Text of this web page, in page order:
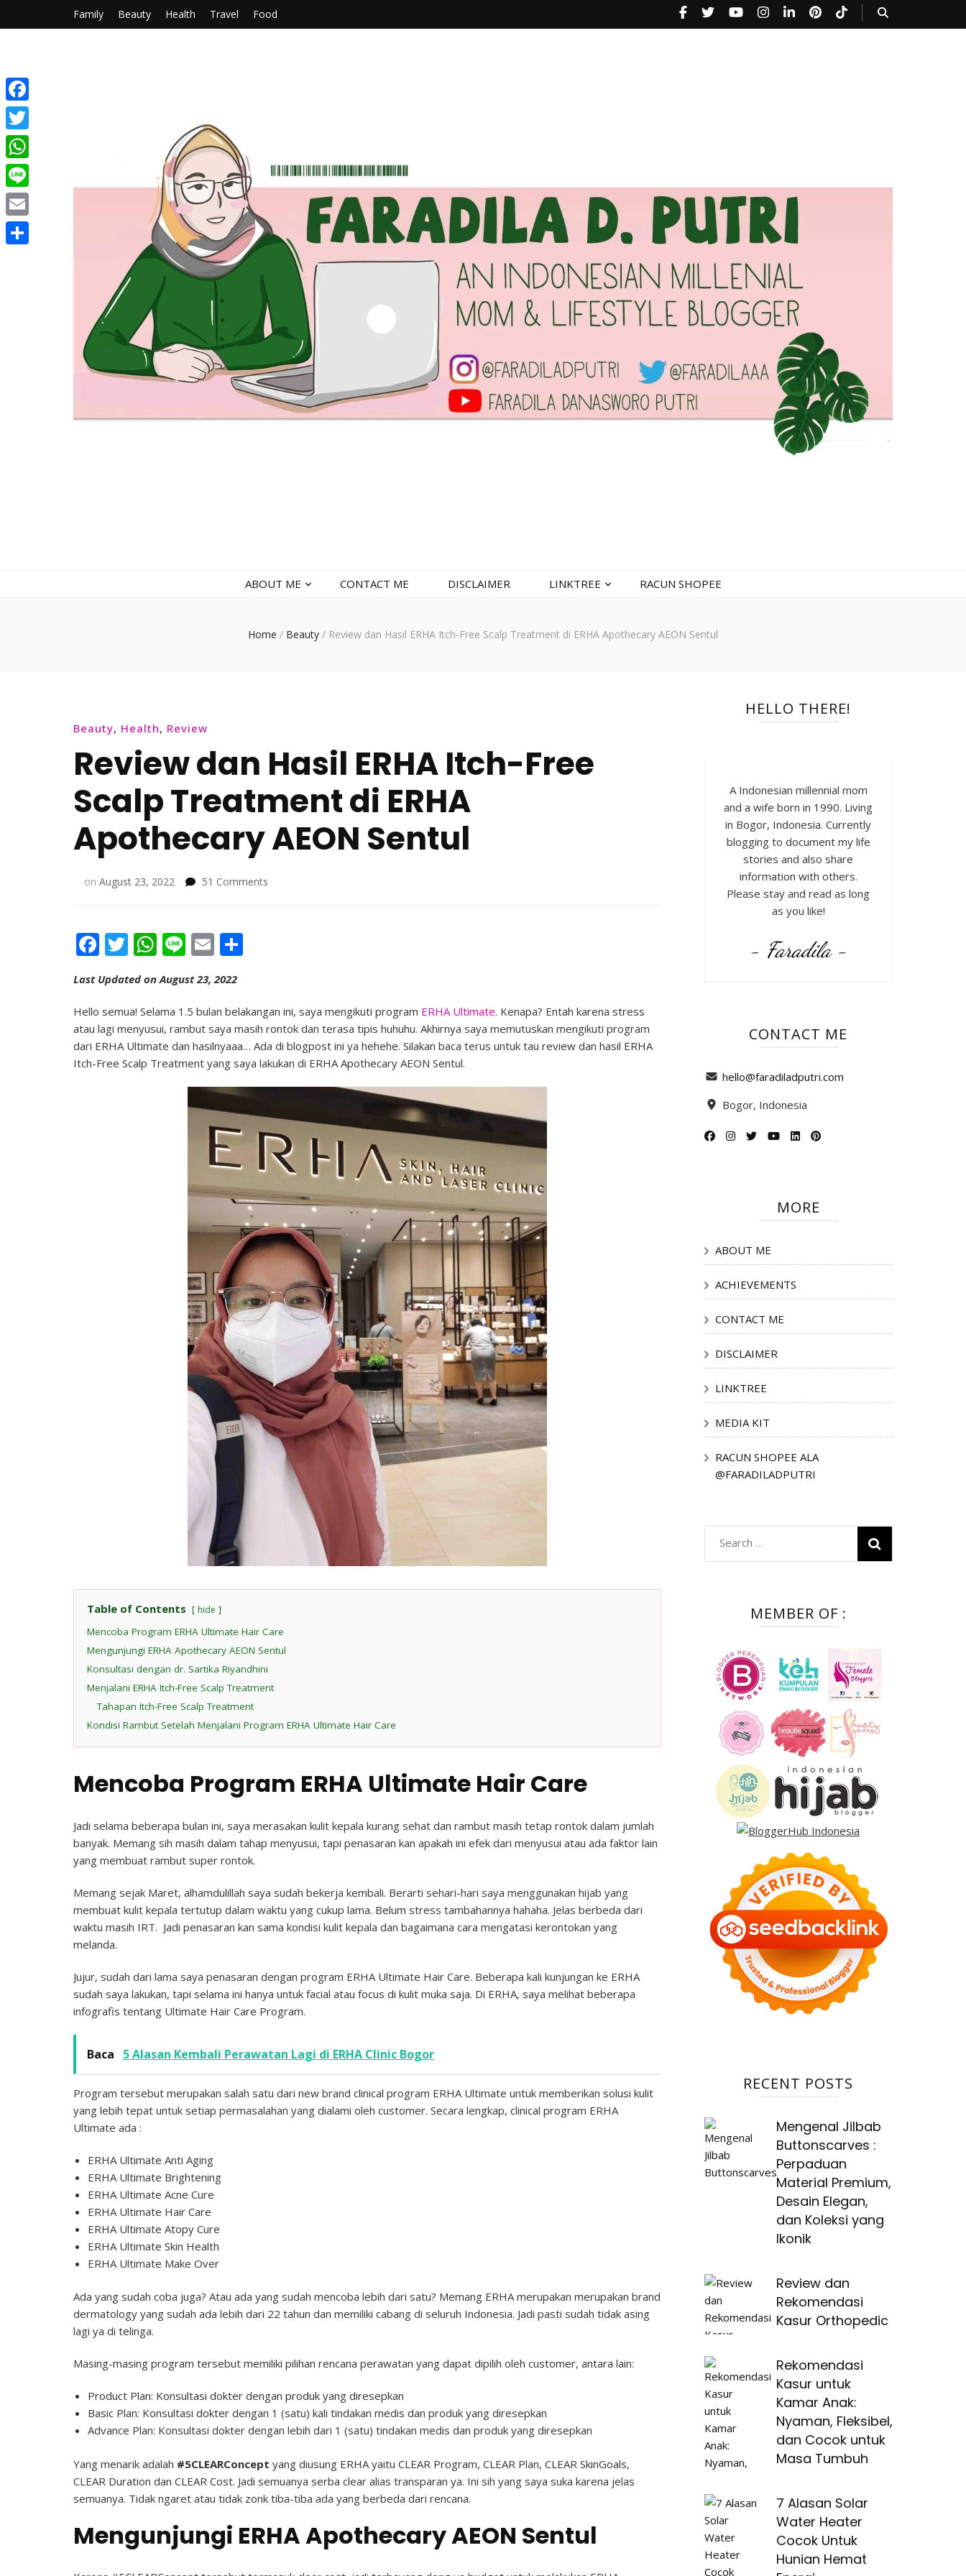
Family Beauty Health Travel Food
ABOUT ME CONTACT ME DISCLAIMER LINKTREE RACUN SHOPEE
Home / Beauty / Review dan Hasil ERHA Itch-Free Scalp Treatment di ERHA Apothecary AEON Sentul
Beauty, Health, Review
Review dan Hasil ERHA Itch-Free
Scalp Treatment di ERHA
Apothecary AEON Sentul
on August 23, 2022 51 Comments
di
ERHA
Apothecary
AEON
Facebook
Twitter
WhatsApp
LineEmail
Last Updated on August 23, 2022
Hello semua! Selama 1.5 bulan belakangan ini, saya mengikuti program ERHA Ultimate. Kenapa? Entah karena stress
atau lagi menyusui, rambut saya masih rontok dan terasa tipis huhuhu. Akhirnya saya memutuskan mengikuti program
dari ERHA Ultimate dan hasilnyaaa… Ada di blogpost ini ya hehehe. Silakan baca terus untuk tau review dan hasil ERHA
Itch-Free Scalp Treatment yang saya lakukan di ERHA Apothecary AEON Sentul.
Table of Contents hide
Mencoba Program ERHA Ultimate Hair Care
Mengunjungi ERHA Apothecary AEON Sentul
Konsultasi dengan dr. Sartika Riyandhini
Menjalani ERHA Itch-Free Scalp Treatment
Tahapan Itch-Free Scalp Treatment
Kondisi Rambut Setelah Menjalani Program ERHA Ultimate Hair Care
Mencoba Program ERHA Ultimate Hair Care
Jadi selama beberapa bulan ini, saya merasakan kulit kepala kurang sehat dan rambut masih tetap rontok dalam jumlah
banyak. Memang sih masih dalam tahap menyusui, tapi penasaran kan apakah ini efek dari menyusui atau ada faktor lain
yang membuat rambut super rontok.
Memang sejak Maret, alhamdulillah saya sudah bekerja kembali. Berarti sehari-hari saya menggunakan hijab yang
membuat kulit kepala tertutup dalam waktu yang cukup lama. Belum stress tambahannya hahaha. Jelas berbeda dari
waktu masih IRT. Jadi penasaran kan sama kondisi kulit kepala dan bagaimana cara mengatasi kerontokan yang
melanda.
Jujur, sudah dari lama saya penasaran dengan program ERHA Ultimate Hair Care. Beberapa kali kunjungan ke ERHA
sudah saya lakukan, tapi selama ini hanya untuk facial atau focus di kulit muka saja. Di ERHA, saya melihat beberapa
infografis tentang Ultimate Hair Care Program.
Baca 5 Alasan Kembali Perawatan Lagi di ERHA Clinic Bogor
Program tersebut merupakan salah satu dari new brand clinical program ERHA Ultimate untuk memberikan solusi kulit
yang lebih tepat untuk setiap permasalahan yang dialami oleh customer. Secara lengkap, clinical program ERHA
Ultimate ada :
ERHA Ultimate Anti Aging
ERHA Ultimate Brightening
ERHA Ultimate Acne Cure
ERHA Ultimate Hair Care
ERHA Ultimate Atopy Cure
ERHA Ultimate Skin Health
ERHA Ultimate Make Over
Ada yang sudah coba juga? Atau ada yang sudah mencoba lebih dari satu? Memang ERHA merupakan merupakan brand
dermatology yang sudah ada lebih dari 22 tahun dan memiliki cabang di seluruh Indonesia. Jadi pasti sudah tidak asing
lagi ya di telinga.
Masing-masing program tersebut memiliki pilihan rencana perawatan yang dapat dipilih oleh customer, antara lain:
Product Plan: Konsultasi dokter dengan produk yang diresepkan
Basic Plan: Konsultasi dokter dengan 1 (satu) kali tindakan medis dan produk yang diresepkan
Advance Plan: Konsultasi dokter dengan lebih dari 1 (satu) tindakan medis dan produk yang diresepkan
Yang menarik adalah #5CLEARConcept yang diusung ERHA yaitu CLEAR Program, CLEAR Plan, CLEAR SkinGoals,
CLEAR Duration dan CLEAR Cost. Jadi semuanya serba clear alias transparan ya. Ini sih yang saya suka karena jelas
semuanya. Tidak ngaret atau tidak zonk tiba-tiba ada yang berbeda dari rencana.
Mengunjungi ERHA Apothecary AEON Sentul
HELLO THERE!
A Indonesian millennial mom
and a wife born in 1990. Living
in Bogor, Indonesia. Currently
blogging to document my life
stories and also share
information with others.
Please stay and read as long
as you like!
- Faradila -
CONTACT ME
hello@faradiladputri.com
Bogor, Indonesia
MORE
ABOUT ME
ACHIEVEMENTS
CONTACT ME
DISCLAIMER
LINKTREE
MEDIA KIT
RACUN SHOPEE ALA
@FARADILADPUTRI
Search
for:
MEMBER OF :
RECENT POSTS
Mengenal Jilbab
Buttonscarves :
Perpaduan
Material Premium,
Desain Elegan,
dan Koleksi yang
Ikonik
Review dan
Rekomendasi
Kasur Orthopedic
Rekomendasi
Kasur untuk
Kamar Anak:
Nyaman, Fleksibel,
dan Cocok untuk
Masa Tumbuh
7 Alasan Solar
Water Heater
Cocok Untuk
Hunian Hemat
Facebook
Twitter
WhatsApp
Line
Email